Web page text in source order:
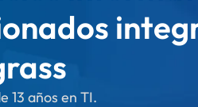
13 años en TI.